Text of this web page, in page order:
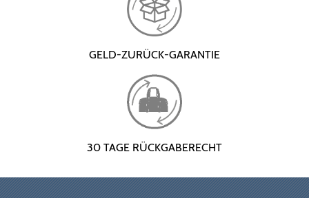
GELD-ZURÜCK-GARANTIE
30 TAGE RÜCKGABERECHT